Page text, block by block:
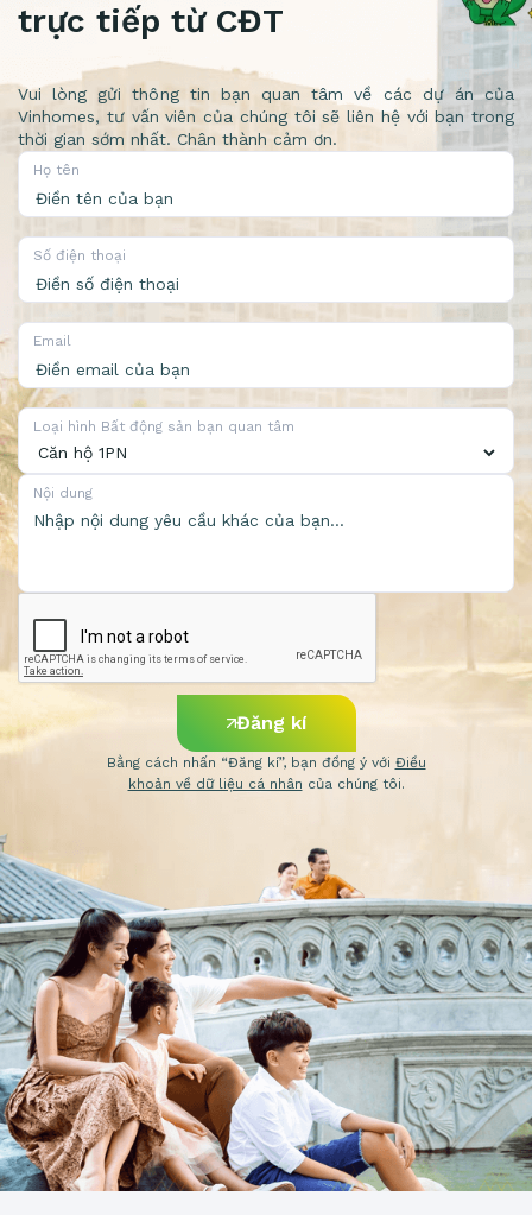
trực tiếp từ CĐT
Vui lòng gửi thông tin bạn quan tâm về các dự án của
Vinhomes, tư vấn viên của chúng tôi sẽ liên hệ với bạn trong
thời gian sớm nhất. Chân thành cảm ơn.
Họ tên
Số điện thoại
Email
Loại hình Bất động sản bạn quan tâm
Nội dung
Bằng cách nhấn “Đăng kí”, bạn đồng ý với Điều
khoản về dữ liệu cá nhân của chúng tôi.
Đăng kí